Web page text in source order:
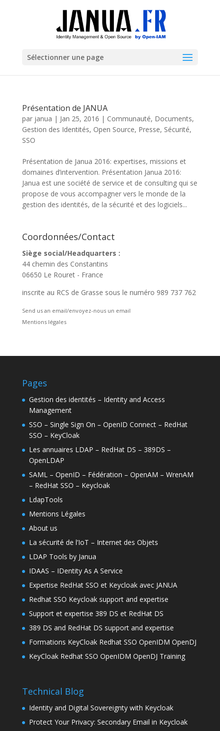
Sélectionner une page
Présentation de JANUA
par janua | Jan 25, 2016 | Communauté, Documents,
Gestion des Identités, Open Source, Presse, Sécurité,
SSO
Présentation de Janua 2016: expertises, missions et
domaines d’intervention. Présentation Janua 2016:
Janua est une société de service et de consulting qui se
propose de vous accompagner vers le monde de la
gestion des identités, de la sécurité et des logiciels...
Coordonnées/Contact
Siège social/Headquarters :
44 chemin des Constantins
06650 Le Rouret - France
inscrite au RCS de Grasse sous le numéro 989 737 762
Send us an email/envoyez-nous un email
Mentions légales
Pages
Gestion des identités – Identity and Access
Management
SSO – Single Sign On – OpenID Connect – RedHat
SSO – KeyCloak
Les annuaires LDAP – RedHat DS – 389DS –
OpenLDAP
SAML – OpenID – Fédération – OpenAM – WrenAM
– RedHat SSO – Keycloak
LdapTools
Mentions Légales
About us
La sécurité de l’IoT – Internet des Objets
LDAP Tools by Janua
IDAAS – IDentity As A Service
Expertise RedHat SSO et Keycloak avec JANUA
Redhat SSO Keycloak support and expertise
Support et expertise 389 DS et RedHat DS
389 DS and RedHat DS support and expertise
Formations KeyCloak Redhat SSO OpenIDM OpenDJ
KeyCloak Redhat SSO OpenIDM OpenDJ Training
Technical Blog
Identity and Digital Sovereignty with Keycloak
Protect Your Privacy: Secondary Email in Keycloak